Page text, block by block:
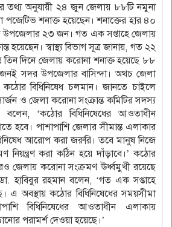
তথ্য অনুযায়ী ২৪ জুন জেলায় ৮৮টি নমুনা
শনাক্ত হয়েছেন। শনাক্তের হার ৪০
২৩ জন। গত এক সপ্তাহে জেলায়
হয়েছেন। স্বাস্থ্য বিভাগ সূত্র জানায়, গত ২২
দিনে জেলায় করোনা শনাক্ত হয়েছে ৮৮
সদর উপজেলার বাসিন্দা। অথচ জেলা
বিধিনিষেধ চলমান। জানতে চাইলে
ও জেলা করোনা সংক্রান্ত কমিটির সদস্য
‘কঠোর বিধিনিষেধের আওতাধীন
হবে। পাশাপাশি জেলার সীমান্ত এলাকার
আরোপ করা জরুরি। তবে মানুষ নিজে
নিয়ন্ত্রণ করা কঠিন হয়ে দাঁড়াবে।’ কঠোর
জেলায় করোনা সংক্রমণ ঊর্ধ্বমুখী রয়েছে
হাবিবুর রহমান বলেন, ‘গত এক সপ্তাহে
অবস্থায় কঠোর বিধিনিষেধের সময়সীমা
বিধিনিষেধের আওতাধীন এলাকায়
পরামর্শ দেওয়া হয়েছে।’